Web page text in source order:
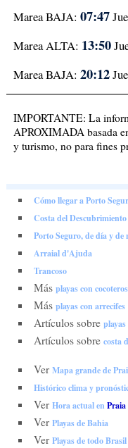
Marea BAJA: 07:47
Marea ALTA: 13:50
Marea BAJA: 20:12
IMPORTANTE: La
APROXIMADA basada
y turismo, no para fines
Cómo llegar a Porto
Costa del Descubrimiento
Porto Seguro, de día y de
Arraial d'Ajuda
Trancoso
Más playas con cocoteros
Más playas con arrecifes
Artículos sobre
Artículos sobre costa
Ver Mapa grande de
Histórico clima y
Ver Hora actual en Praia
Ver Playas de Bahia
Ver Playas de todo Brasil